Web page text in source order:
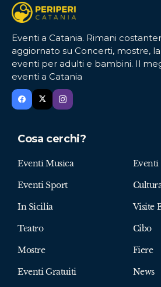
Eventi a Catania. Rimani
aggiornato su Concerti, mostre,
eventi per adulti e bambini. Il
eventi a Catania
Cosa cerchi?
Eventi Musica
Eventi Sport
In Sicilia Visite
Teatro Cibo
Mostre Fiere
Eventi Gratuiti News